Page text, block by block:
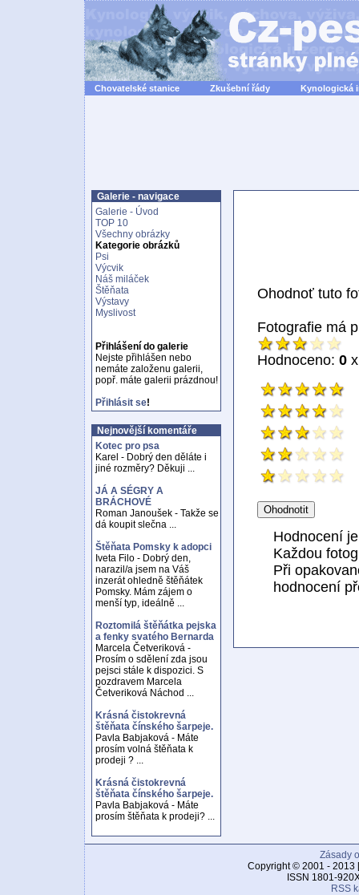
Chovatelské stanice Zkušební řády Kynologická
Galerie - navigace
Galerie - Úvod
TOP 10
Všechny obrázky
Kategorie obrázků
Psi
Výcvik
Náš miláček
Štěňata
Výstavy
Myslivost
Přihlášení do galerie
Nejste přihlášen nebo
nemáte založenu galerii,
popř. máte galerii prázdnou!
Přihlásit se!
Nejnovější komentáře
Kotec pro psa
Karel - Dobrý den děláte i
jiné rozměry? Děkuji ...
JÁ A SÉGRY A
BRÁCHOVÉ
Roman Janoušek - Takže se
dá koupit slečna ...
Štěňata Pomsky k adopci
Iveta Filo - Dobrý den,
narazil/a jsem na Váš
inzerát ohledně štěňátek
Pomsky. Mám zájem o
menší typ, ideálně ...
Roztomilá štěňátka pejska
a fenky svatého Bernarda
Marcela Četveriková -
Prosím o sdělení zda jsou
pejsci stále k dispozici. S
pozdravem Marcela
Četveriková Náchod ...
Krásná čistokrevná
štěňata čínského šarpeje.
Pavla Babjaková - Máte
prosím volná štěňata k
prodeji ? ...
Krásná čistokrevná
štěňata čínského šarpeje.
Pavla Babjaková - Máte
prosím štěňata k prodeji? ...
Ohodnoť tuto
Fotografie má
Hodnoceno: 0 x
Hodnocení
Každou
Při
hodnocení
Zásady
Copyright © 2001 - 2013
ISSN 1801-
RSS